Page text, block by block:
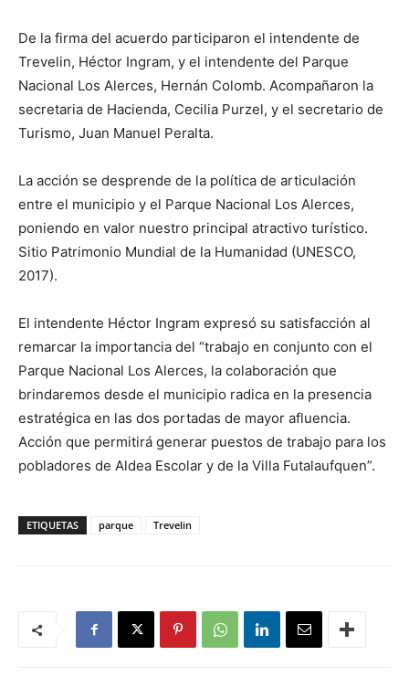
De la firma del acuerdo participaron el intendente de
Trevelin, Héctor Ingram, y el intendente del Parque
Nacional Los Alerces, Hernán Colomb. Acompañaron la
secretaria de Hacienda, Cecilia Purzel, y el secretario de
Turismo, Juan Manuel Peralta.
La acción se desprende de la política de articulación
entre el municipio y el Parque Nacional Los Alerces,
poniendo en valor nuestro principal atractivo turístico.
Sitio Patrimonio Mundial de la Humanidad (UNESCO,
2017).
El intendente Héctor Ingram expresó su satisfacción al
remarcar la importancia del “trabajo en conjunto con el
Parque Nacional Los Alerces, la colaboración que
brindaremos desde el municipio radica en la presencia
estratégica en las dos portadas de mayor afluencia.
Acción que permitirá generar puestos de trabajo para los
pobladores de Aldea Escolar y de la Villa Futalaufquen”.
ETIQUETAS parque Trevelin